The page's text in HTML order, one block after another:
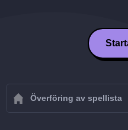
Överföring av spellista